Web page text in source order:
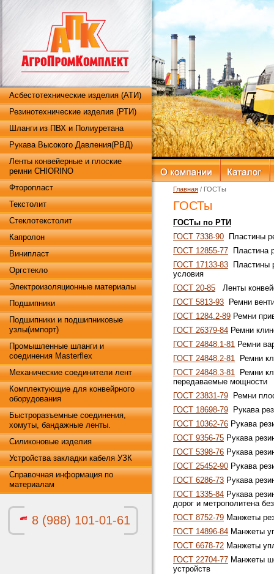
Асбестотехнические изделия (АТИ)
Резинотехнические изделия (РТИ)
Шланги из ПВХ и Полиуретана
Рукава Высокого Давления(РВД)
Ленты конвейерные и плоские
ремни CHIORINO
Фторопласт
Текстолит
Стеклотекстолит
Капролон
Винипласт
Оргстекло
Электроизоляционные материалы
Подшипники
Подшипники и подшипниковые
узлы(импорт)
Промышленные шланги и
соединения Masterflex
Механические соединители лент
Комплектующие для конвейрного
оборудования
Быстроразъемные соединения,
хомуты, бандажные ленты.
Силиконовые изделия
Устройства закладки кабеля УЗК
Справочная информация по
материалам
8 (988) 101-01-61
Главная / ГОСТы
ГОСТы
ГОСТы по РТИ
ГОСТ 7338-90 Пластины
ГОСТ 12855-77 Пластина
ГОСТ 17133-83 Пластины
условия
ГОСТ 20-85 Ленты
ГОСТ 5813-93 Ремни
ГОСТ 1284.2-89 Ремни
ГОСТ 26379-84 Ремни
ГОСТ 24848.1-81 Ремни
ГОСТ 24848.2-81 Ремни
ГОСТ 24848.3-81 Ремни
передаваемые мощности
ГОСТ 23831-79 Ремни
ГОСТ 18698-79 Рукава
ГОСТ 10362-76 Рукава
ГОСТ 9356-75 Рукава
ГОСТ 5398-76 Рукава
ГОСТ 25452-90 Рукава
ГОСТ 6286-73 Рукава
ГОСТ 1335-84 Рукава
дорог и метрополитена
ГОСТ 8752-79 Манжеты
ГОСТ 14896-84 Манжеты
ГОСТ 6678-72 Манжеты
ГОСТ 22704-77 Манжеты
устройств